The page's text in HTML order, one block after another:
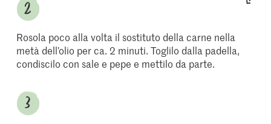
Rosola poco alla volta il sostituto della carne nella
metà dell’olio per ca. 2 minuti. Toglilo dalla padella,
condiscilo con sale e pepe e mettilo da parte.